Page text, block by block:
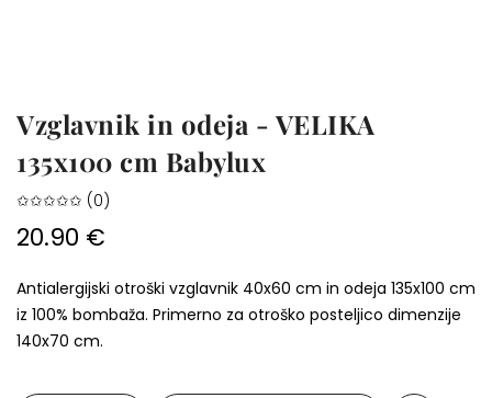
Vzglavnik in odeja - VELIKA
135x100 cm Babylux
✩✩✩✩✩ (0)
20.90 €
Antialergijski otroški vzglavnik 40x60 cm in odeja 135x100 cm
iz 100% bombaža. Primerno za otroško posteljico dimenzije
140x70 cm.